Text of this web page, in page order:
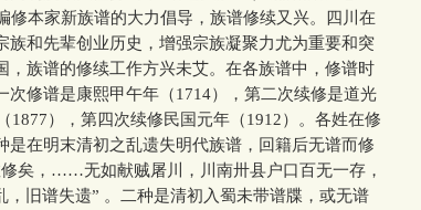
修本家新族谱的大力倡导，族谱修续又兴。四川在
和先辈创业历史，增强宗族凝聚力尤为重要和突
，族谱的修续工作方兴未艾。在各族谱中，修谱时
修谱是康熙甲午年（1714），第二次续修是道光
1877），第四次续修民国元年（1912）。各姓在修
在明末清初之乱遗失明代族谱，回籍后无谱而修
矣，……无如献贼屠川，川南卅县户口百无一存，
旧谱失遗” 。二种是清初入蜀未带谱牒，或无谱